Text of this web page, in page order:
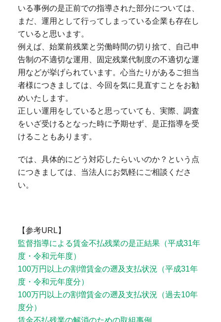
いる事例の是正前での指導された部分については、
まだ、運用として行ってしまっている企業も存在し
ていると思います。
例えば、始業前残業と労働時間の切り捨て、自己申
告制の不適切な運用、固定残業代制度の不適切な運
用などが挙げられています。心当たりがあるご担当
者様につきましては、今回を気に見直すことをお勧
めいたします。
正しい運用をしていると思っていても、実際、調査
をいざ受けるとなった時に予期せず、是正指導を受
けることもあります。
では、具体的にどう対応したらいいのか？という点
につきましては、当法人にお気軽にご相談くださ
い。
【参考URL】
監督指導による賃金不払残業の是正結果（平成31年
度・令和元年度）
100万円以上の割増賃金の遡及支払状況（平成31年
度・令和元年度分）
100万円以上の割増賃金の遡及支払状況（過去10年
度分）
賃金不払残業の解消のための取組事例